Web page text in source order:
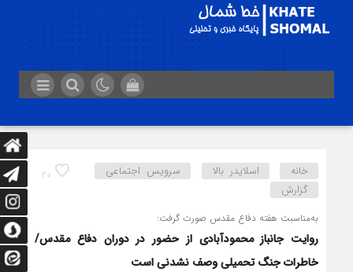
20 خانه اسلایدر بالا
سرویس اجتماعی
گزارش
به‌مناسبت هفته دفاع مقدس صورت گرفت:
روایت جانباز محمودآبادی از حضور در دوران دفاع مقدس/
خاطرات جنگ تحمیلی وصف‌ نشدنی است